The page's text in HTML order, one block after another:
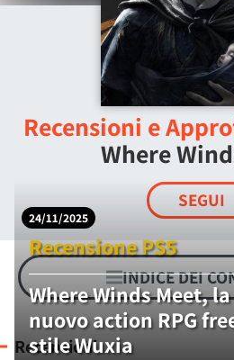
Recensioni e
Where
SEGUI
INDICE DEI
Recensioni
24/11/2025
Recensione PS5
Where Winds Meet,
nuovo action RPG
stile Wuxia